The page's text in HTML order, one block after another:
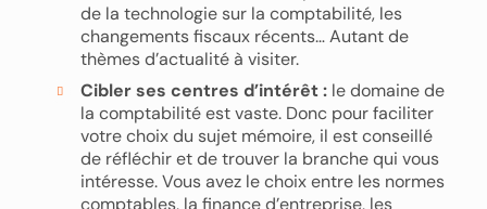
de la technologie sur la comptabilité, les
changements fiscaux récents… Autant de
thèmes d’actualité à visiter.
Cibler ses centres d’intérêt :le domaine de
la comptabilité est vaste. Donc pour faciliter
votre choix du sujet mémoire, il est conseillé
de réfléchir et de trouver la branche qui vous
intéresse. Vous avez le choix entre les normes